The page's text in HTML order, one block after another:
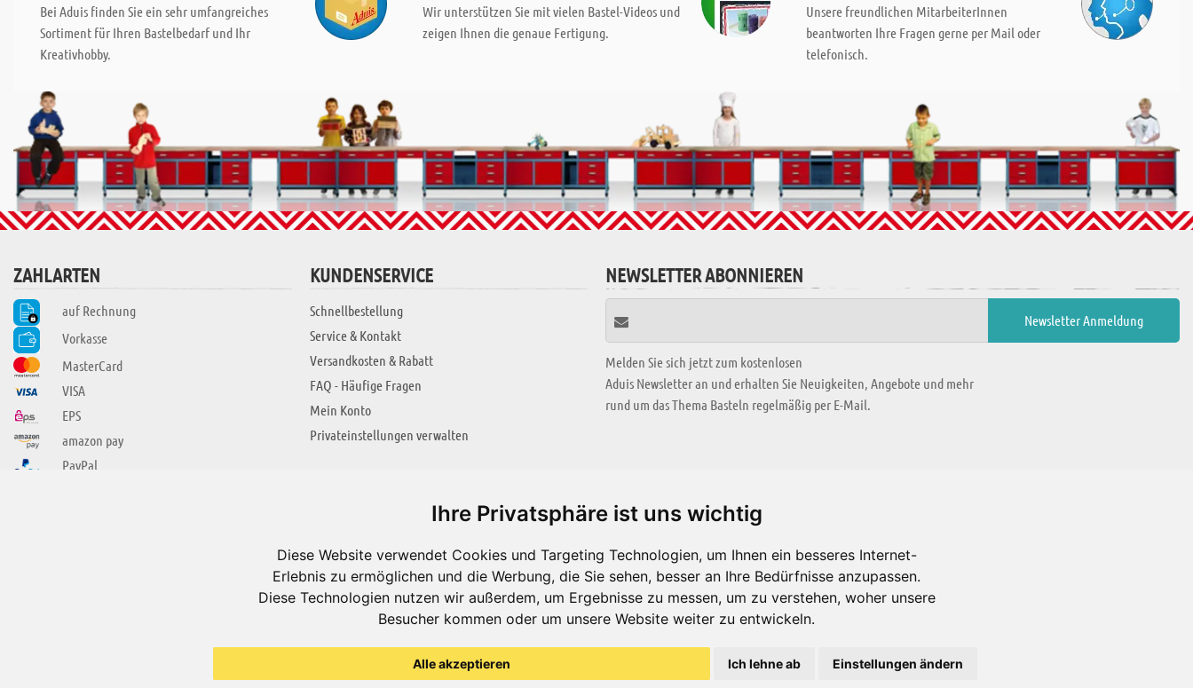
Ihre Privatsphäre ist uns wichtig
Diese Website verwendet Cookies und Targeting Technologien, um Ihnen ein besseres Internet-
Erlebnis zu ermöglichen und die Werbung, die Sie sehen, besser an Ihre Bedürfnisse anzupassen.
Diese Technologien nutzen wir außerdem, um Ergebnisse zu messen, um zu verstehen, woher unsere
Besucher kommen oder um unsere Website weiter zu entwickeln.
Alle akzeptieren Ich lehne ab Einstellungen ändern
Bei Aduis finden Sie ein sehr umfangreiches
Sortiment für Ihren Bastelbedarf und Ihr
Kreativhobby.
Wir unterstützen Sie mit vielen Bastel-Videos und
zeigen Ihnen die genaue Fertigung.
Unsere freundlichen MitarbeiterInnen
beantworten Ihre Fragen gerne per Mail oder
telefonisch.
ZAHLARTEN
auf Rechnung
Vorkasse
MasterCard
VISA
EPS
amazon pay
PayPal
KUNDENSERVICE
Schnellbestellung
Service & Kontakt
Versandkosten & Rabatt
FAQ - Häufige Fragen
Mein Konto
Privateinstellungen verwalten
NEWSLETTER ABONNIEREN
Melden Sie sich jetzt zum kostenlosen
Aduis Newsletter an und erhalten Sie Neuigkeiten, Angebote und mehr
rund um das Thema Basteln regelmäßig per E-Mail.
Jobs
Impressum
Datenschutzerklärung
KREATIV ZONE
Alle Videos
Bastelideen
Arbeitsblätter
Es gibt uns auch in